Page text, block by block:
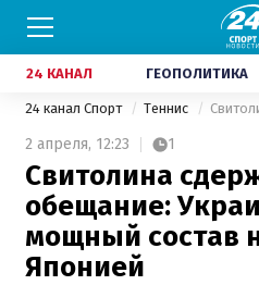
24 КАНАЛ ГЕОПОЛИТИКА
24 канал Спорт Теннис
2 апреля, 12:23 1
Свитолина
обещание:
мощный состав
Японией